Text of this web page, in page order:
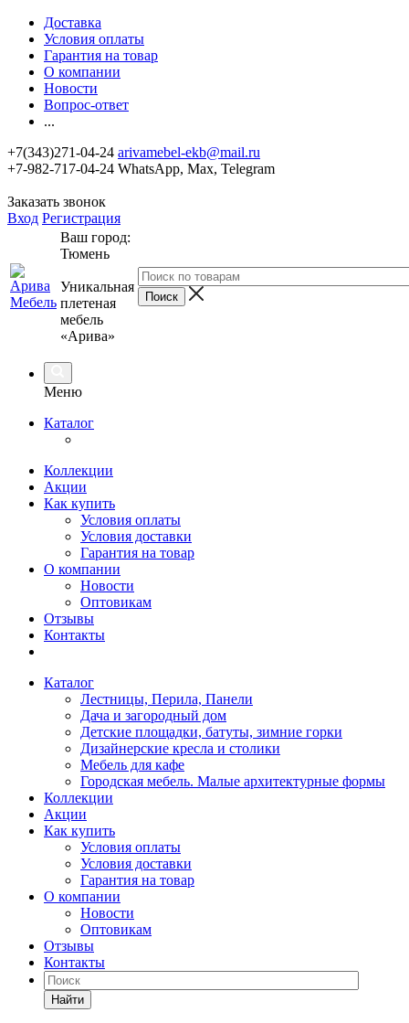
Доставка
Условия оплаты
Гарантия на товар
О компании
Новости
Вопрос-ответ
...
+7(343)271-04-24 arivamebel-ekb@mail.ru
+7-982-717-04-24 WhatsApp, Max, Telegram
Заказать звонок
Вход Регистрация
Ваш город:
Тюмень
Уникальная
плетеная
мебель
«Арива»
Меню
Каталог
Коллекции
Акции
Как купить
Условия оплаты
Условия доставки
Гарантия на товар
О компании
Новости
Оптовикам
Отзывы
Контакты
Каталог
Лестницы, Перила, Панели
Дача и загородный дом
Детские площадки, батуты, зимние горки
Дизайнерские кресла и столики
Мебель для кафе
Городская мебель. Малые архитектурные формы
Коллекции
Акции
Как купить
Условия оплаты
Условия доставки
Гарантия на товар
О компании
Новости
Оптовикам
Отзывы
Контакты
Найти